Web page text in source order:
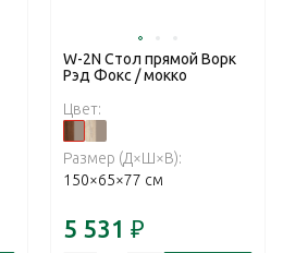
W-2N Стол прямой Ворк
Рэд Фокс / мокко
Цвет:
Размер (Д×Ш×В):
150×65×77 см
5 531 ₽